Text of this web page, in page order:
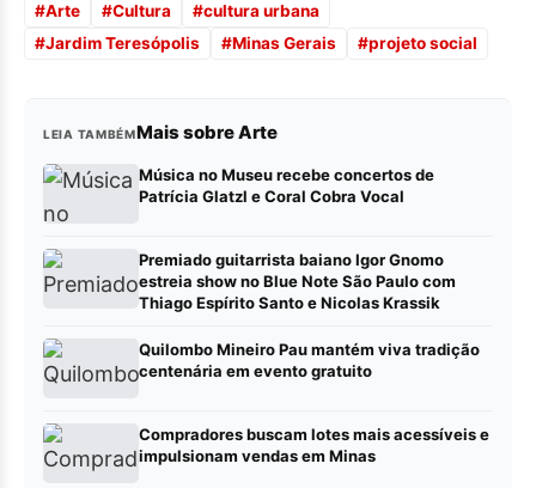
#Arte #Cultura #cultura urbana
#Jardim Teresópolis #Minas Gerais #projeto social
LEIA TAMBÉMMais sobre Arte
Música no Museu recebe concertos de
Patrícia Glatzl e Coral Cobra Vocal
Premiado guitarrista baiano Igor Gnomo
estreia show no Blue Note São Paulo com
Thiago Espírito Santo e Nicolas Krassik
Quilombo Mineiro Pau mantém viva tradição
centenária em evento gratuito
Compradores buscam lotes mais acessíveis e
impulsionam vendas em Minas